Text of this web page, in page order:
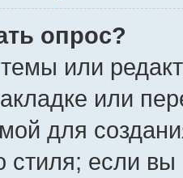
опрос?
или
или
для
стиля; если